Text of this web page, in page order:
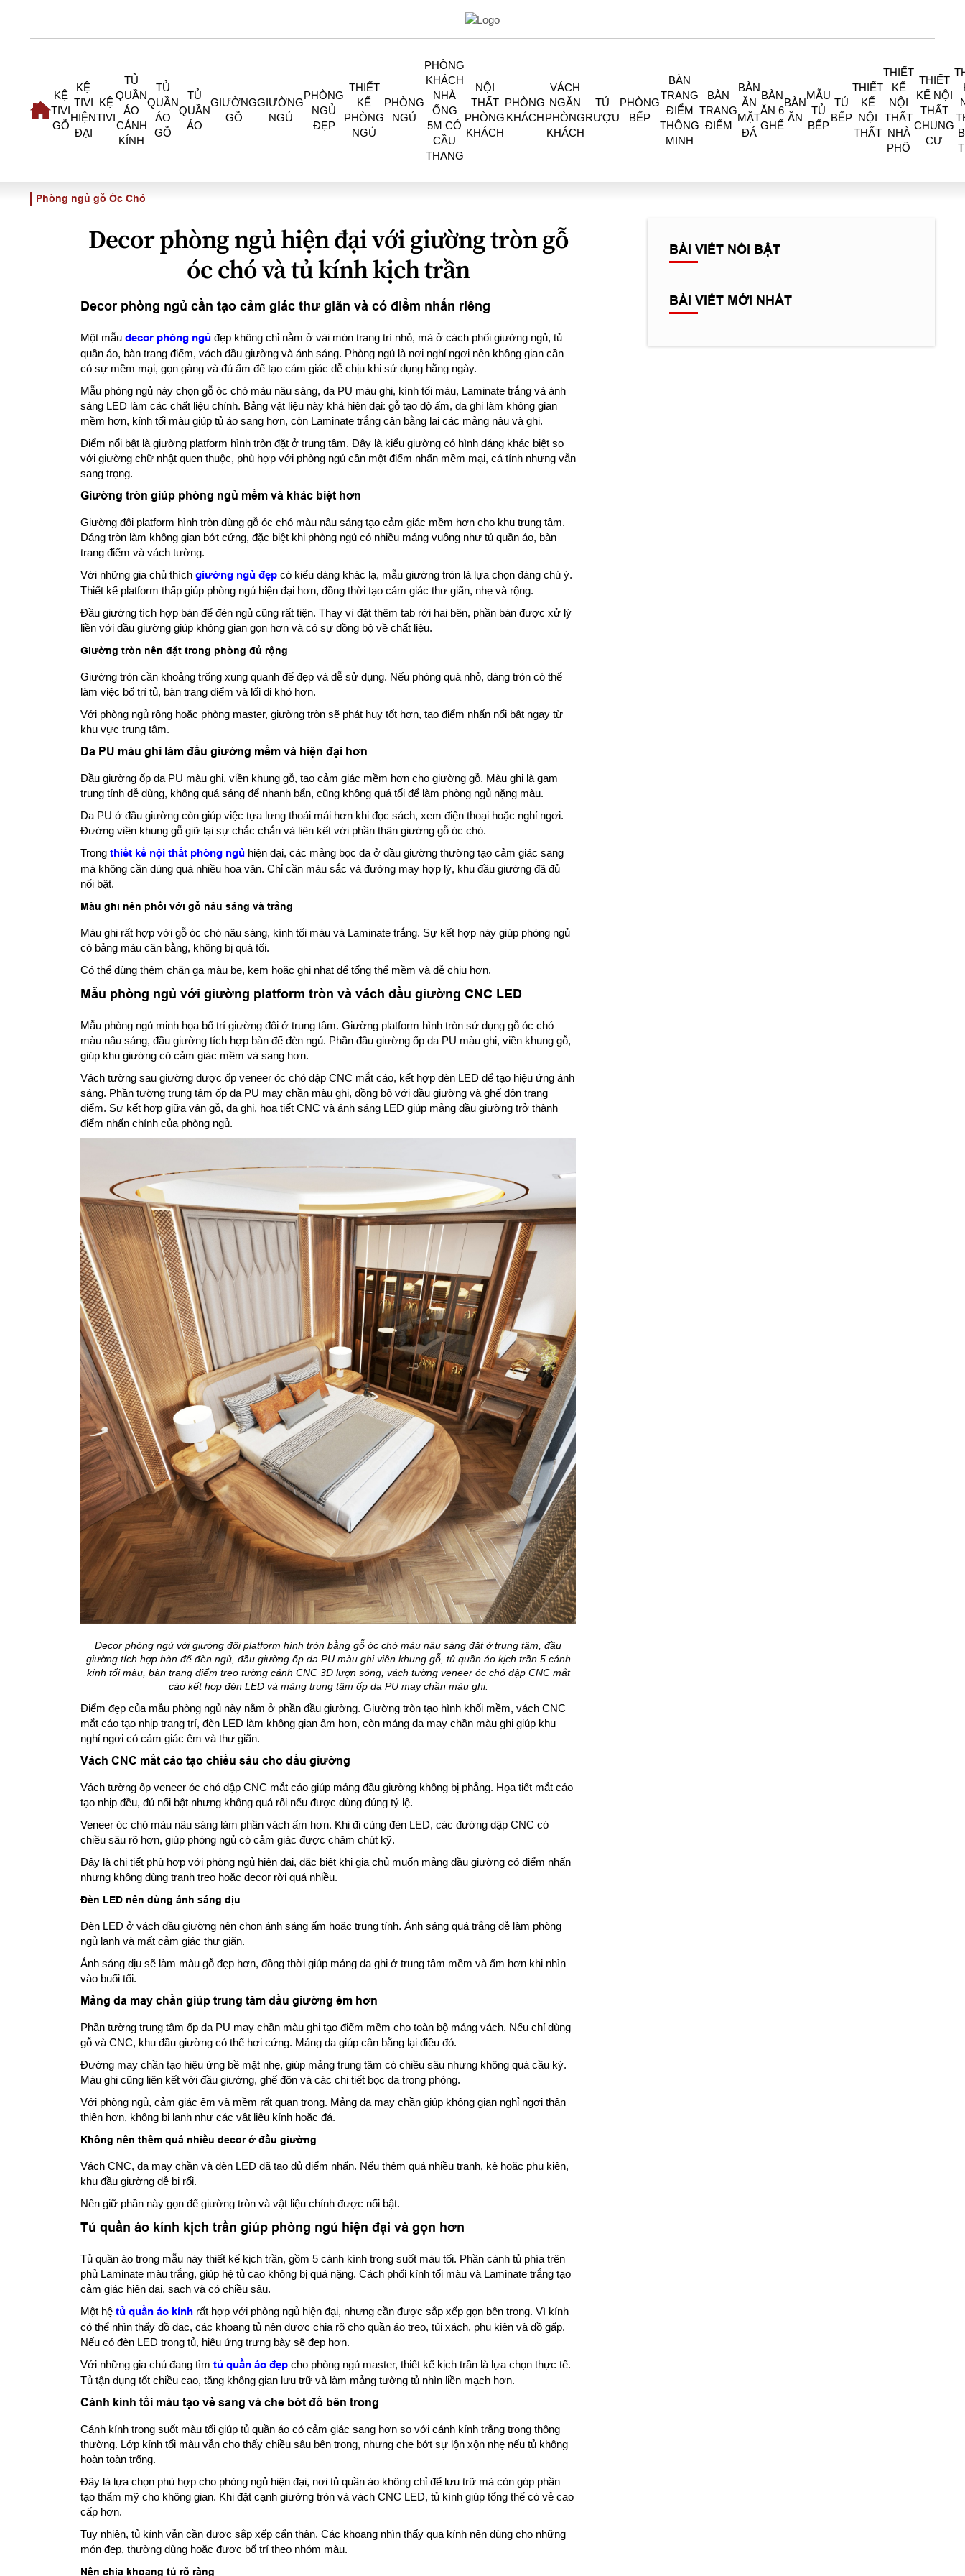
KỆ
TIVI
GỖ
KỆ
TIVI
HIỆN
ĐẠI
KỆ
TIVI
TỦ
QUẦN
ÁO
CÁNH
KÍNH
TỦ
QUẦN
ÁO
GỖ
TỦ
QUẦN
ÁO
GIƯỜNG
GỖ
GIƯỜNG
NGỦ
PHÒNG
NGỦ
ĐẸP
THIẾT
KẾ
PHÒNG
NGỦ
PHÒNG
NGỦ
PHÒNG
KHÁCH
NHÀ
ỐNG
5M CÓ
CẦU
THANG
NỘI
THẤT
PHÒNG
KHÁCH
PHÒNG
KHÁCH
VÁCH
NGĂN
PHÒNG
KHÁCH
TỦ
RƯỢU
PHÒNG
BẾP
BÀN
TRANG
ĐIỂM
THÔNG
MINH
BÀN
TRANG
ĐIỂM
BÀN
ĂN
MẶT
ĐÁ
BÀN
ĂN 6
GHẾ
BÀN
ĂN
MẪU
TỦ
BẾP
TỦ
BẾP
THIẾT
KẾ
NỘI
THẤT
THIẾT
KẾ
NỘI
THẤT
NHÀ
PHỐ
THIẾT
KẾ NỘI
THẤT
CHUNG
CƯ
Phòng ngủ gỗ Óc Chó
Decor phòng ngủ hiện đại với giường tròn gỗ
óc chó và tủ kính kịch trần
Decor phòng ngủ cần tạo cảm giác thư giãn và có điểm nhấn riêng
Một mẫu decor phòng ngủ đẹp không chỉ nằm ở vài món trang trí nhỏ, mà ở cách phối giường ngủ, tủ
quần áo, bàn trang điểm, vách đầu giường và ánh sáng. Phòng ngủ là nơi nghỉ ngơi nên không gian cần
có sự mềm mại, gọn gàng và đủ ấm để tạo cảm giác dễ chịu khi sử dụng hằng ngày.
Mẫu phòng ngủ này chọn gỗ óc chó màu nâu sáng, da PU màu ghi, kính tối màu, Laminate trắng và ánh
sáng LED làm các chất liệu chính. Bảng vật liệu này khá hiện đại: gỗ tạo độ ấm, da ghi làm không gian
mềm hơn, kính tối màu giúp tủ áo sang hơn, còn Laminate trắng cân bằng lại các mảng nâu và ghi.
Điểm nổi bật là giường platform hình tròn đặt ở trung tâm. Đây là kiểu giường có hình dáng khác biệt so
với giường chữ nhật quen thuộc, phù hợp với phòng ngủ cần một điểm nhấn mềm mại, cá tính nhưng vẫn
sang trọng.
Giường tròn giúp phòng ngủ mềm và khác biệt hơn
Giường đôi platform hình tròn dùng gỗ óc chó màu nâu sáng tạo cảm giác mềm hơn cho khu trung tâm.
Dáng tròn làm không gian bớt cứng, đặc biệt khi phòng ngủ có nhiều mảng vuông như tủ quần áo, bàn
trang điểm và vách tường.
Với những gia chủ thích giường ngủ đẹp có kiểu dáng khác lạ, mẫu giường tròn là lựa chọn đáng chú ý.
Thiết kế platform thấp giúp phòng ngủ hiện đại hơn, đồng thời tạo cảm giác thư giãn, nhẹ và rộng.
Đầu giường tích hợp bàn để đèn ngủ cũng rất tiện. Thay vì đặt thêm tab rời hai bên, phần bàn được xử lý
liền với đầu giường giúp không gian gọn hơn và có sự đồng bộ về chất liệu.
Giường tròn nên đặt trong phòng đủ rộng
Giường tròn cần khoảng trống xung quanh để đẹp và dễ sử dụng. Nếu phòng quá nhỏ, dáng tròn có thể
làm việc bố trí tủ, bàn trang điểm và lối đi khó hơn.
Với phòng ngủ rộng hoặc phòng master, giường tròn sẽ phát huy tốt hơn, tạo điểm nhấn nổi bật ngay từ
khu vực trung tâm.
Da PU màu ghi làm đầu giường mềm và hiện đại hơn
Đầu giường ốp da PU màu ghi, viền khung gỗ, tạo cảm giác mềm hơn cho giường gỗ. Màu ghi là gam
trung tính dễ dùng, không quá sáng để nhanh bẩn, cũng không quá tối để làm phòng ngủ nặng màu.
Da PU ở đầu giường còn giúp việc tựa lưng thoải mái hơn khi đọc sách, xem điện thoại hoặc nghỉ ngơi.
Đường viền khung gỗ giữ lại sự chắc chắn và liên kết với phần thân giường gỗ óc chó.
Trong thiết kế nội thất phòng ngủ hiện đại, các mảng bọc da ở đầu giường thường tạo cảm giác sang
mà không cần dùng quá nhiều hoa văn. Chỉ cần màu sắc và đường may hợp lý, khu đầu giường đã đủ
nổi bật.
Màu ghi nên phối với gỗ nâu sáng và trắng
Màu ghi rất hợp với gỗ óc chó nâu sáng, kính tối màu và Laminate trắng. Sự kết hợp này giúp phòng ngủ
có bảng màu cân bằng, không bị quá tối.
Có thể dùng thêm chăn ga màu be, kem hoặc ghi nhạt để tổng thể mềm và dễ chịu hơn.
Mẫu phòng ngủ với giường platform tròn và vách đầu giường CNC LED
Mẫu phòng ngủ minh họa bố trí giường đôi ở trung tâm. Giường platform hình tròn sử dụng gỗ óc chó
màu nâu sáng, đầu giường tích hợp bàn để đèn ngủ. Phần đầu giường ốp da PU màu ghi, viền khung gỗ,
giúp khu giường có cảm giác mềm và sang hơn.
Vách tường sau giường được ốp veneer óc chó dập CNC mắt cáo, kết hợp đèn LED để tạo hiệu ứng ánh
sáng. Phần tường trung tâm ốp da PU may chần màu ghi, đồng bộ với đầu giường và ghế đôn trang
điểm. Sự kết hợp giữa vân gỗ, da ghi, họa tiết CNC và ánh sáng LED giúp mảng đầu giường trở thành
điểm nhấn chính của phòng ngủ.
Decor phòng ngủ với giường đôi platform hình tròn bằng gỗ óc chó màu nâu sáng đặt ở trung tâm, đầu
giường tích hợp bàn để đèn ngủ, đầu giường ốp da PU màu ghi viền khung gỗ, tủ quần áo kịch trần 5 cánh
kính tối màu, bàn trang điểm treo tường cánh CNC 3D lượn sóng, vách tường veneer óc chó dập CNC mắt
cáo kết hợp đèn LED và mảng trung tâm ốp da PU may chần màu ghi.
Điểm đẹp của mẫu phòng ngủ này nằm ở phần đầu giường. Giường tròn tạo hình khối mềm, vách CNC
mắt cáo tạo nhịp trang trí, đèn LED làm không gian ấm hơn, còn mảng da may chần màu ghi giúp khu
nghỉ ngơi có cảm giác êm và thư giãn.
Vách CNC mắt cáo tạo chiều sâu cho đầu giường
Vách tường ốp veneer óc chó dập CNC mắt cáo giúp mảng đầu giường không bị phẳng. Họa tiết mắt cáo
tạo nhịp đều, đủ nổi bật nhưng không quá rối nếu được dùng đúng tỷ lệ.
Veneer óc chó màu nâu sáng làm phần vách ấm hơn. Khi đi cùng đèn LED, các đường dập CNC có
chiều sâu rõ hơn, giúp phòng ngủ có cảm giác được chăm chút kỹ.
Đây là chi tiết phù hợp với phòng ngủ hiện đại, đặc biệt khi gia chủ muốn mảng đầu giường có điểm nhấn
nhưng không dùng tranh treo hoặc decor rời quá nhiều.
Đèn LED nên dùng ánh sáng dịu
Đèn LED ở vách đầu giường nên chọn ánh sáng ấm hoặc trung tính. Ánh sáng quá trắng dễ làm phòng
ngủ lạnh và mất cảm giác thư giãn.
Ánh sáng dịu sẽ làm màu gỗ đẹp hơn, đồng thời giúp mảng da ghi ở trung tâm mềm và ấm hơn khi nhìn
vào buổi tối.
Mảng da may chần giúp trung tâm đầu giường êm hơn
Phần tường trung tâm ốp da PU may chần màu ghi tạo điểm mềm cho toàn bộ mảng vách. Nếu chỉ dùng
gỗ và CNC, khu đầu giường có thể hơi cứng. Mảng da giúp cân bằng lại điều đó.
Đường may chần tạo hiệu ứng bề mặt nhẹ, giúp mảng trung tâm có chiều sâu nhưng không quá cầu kỳ.
Màu ghi cũng liên kết với đầu giường, ghế đôn và các chi tiết bọc da trong phòng.
Với phòng ngủ, cảm giác êm và mềm rất quan trọng. Mảng da may chần giúp không gian nghỉ ngơi thân
thiện hơn, không bị lạnh như các vật liệu kính hoặc đá.
Không nên thêm quá nhiều decor ở đầu giường
Vách CNC, da may chần và đèn LED đã tạo đủ điểm nhấn. Nếu thêm quá nhiều tranh, kệ hoặc phụ kiện,
khu đầu giường dễ bị rối.
Nên giữ phần này gọn để giường tròn và vật liệu chính được nổi bật.
Tủ quần áo kính kịch trần giúp phòng ngủ hiện đại và gọn hơn
Tủ quần áo trong mẫu này thiết kế kịch trần, gồm 5 cánh kính trong suốt màu tối. Phần cánh tủ phía trên
phủ Laminate màu trắng, giúp hệ tủ cao không bị quá nặng. Cách phối kính tối màu và Laminate trắng tạo
cảm giác hiện đại, sạch và có chiều sâu.
Một hệ tủ quần áo kính rất hợp với phòng ngủ hiện đại, nhưng cần được sắp xếp gọn bên trong. Vì kính
có thể nhìn thấy đồ đạc, các khoang tủ nên được chia rõ cho quần áo treo, túi xách, phụ kiện và đồ gấp.
Nếu có đèn LED trong tủ, hiệu ứng trưng bày sẽ đẹp hơn.
Với những gia chủ đang tìm tủ quần áo đẹp cho phòng ngủ master, thiết kế kịch trần là lựa chọn thực tế.
Tủ tận dụng tốt chiều cao, tăng không gian lưu trữ và làm mảng tường tủ nhìn liền mạch hơn.
Cánh kính tối màu tạo vẻ sang và che bớt đồ bên trong
Cánh kính trong suốt màu tối giúp tủ quần áo có cảm giác sang hơn so với cánh kính trắng trong thông
thường. Lớp kính tối màu vẫn cho thấy chiều sâu bên trong, nhưng che bớt sự lộn xộn nhẹ nếu tủ không
hoàn toàn trống.
Đây là lựa chọn phù hợp cho phòng ngủ hiện đại, nơi tủ quần áo không chỉ để lưu trữ mà còn góp phần
tạo thẩm mỹ cho không gian. Khi đặt cạnh giường tròn và vách CNC LED, tủ kính giúp tổng thể có vẻ cao
cấp hơn.
Tuy nhiên, tủ kính vẫn cần được sắp xếp cẩn thận. Các khoang nhìn thấy qua kính nên dùng cho những
món đẹp, thường dùng hoặc được bố trí theo nhóm màu.
Nên chia khoang tủ rõ ràng
BÀI VIẾT NỔI BẬT
BÀI VIẾT MỚI NHẤT